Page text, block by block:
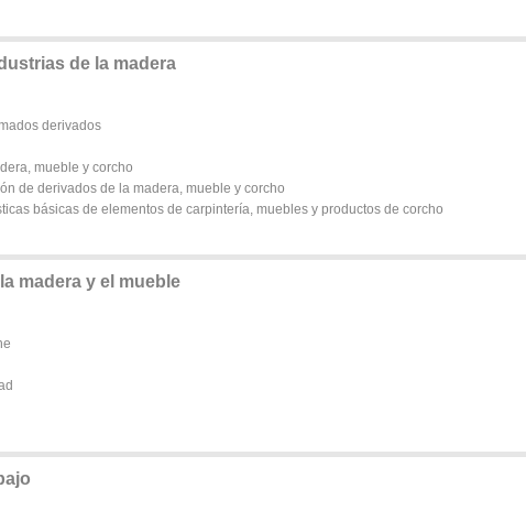
de la madera
derivados
mueble y corcho
de derivados de la madera, mueble y corcho
básicas de elementos de carpintería, muebles y productos de corcho
madera y el mueble